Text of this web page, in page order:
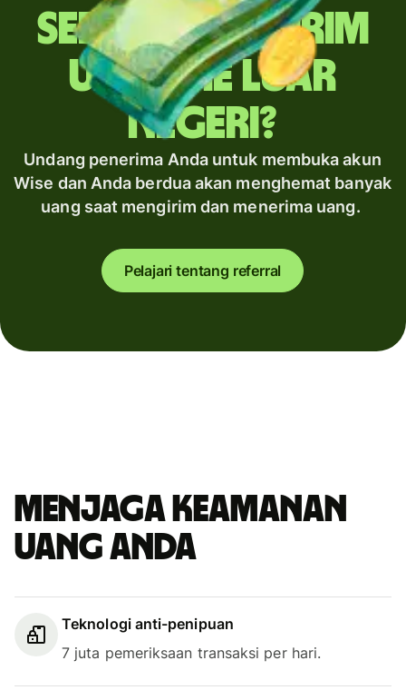
Sering mengirim
uang ke luar
negeri?
Undang penerima Anda untuk membuka akun
Wise dan Anda berdua akan menghemat banyak
uang saat mengirim dan menerima uang.
Pelajari tentang referral
Menjaga keamanan
uang Anda
Teknologi anti-penipuan
7 juta pemeriksaan transaksi per hari.